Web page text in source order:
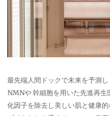
最先端人間ドックで未来を予測
NMNや 幹細胞を用いた先進再生
化因子を除去し美しい肌と健康